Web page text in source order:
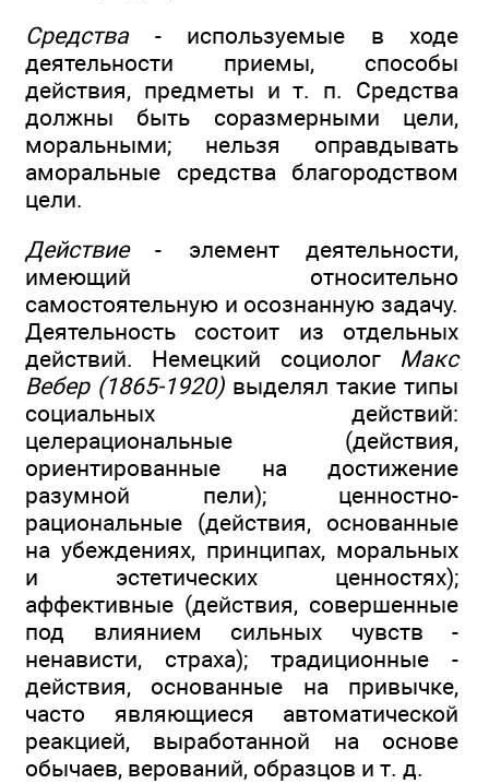
Средства - используемые в ходе
деятельности приемы, способы
действия, предметы и т. п. Средства
должны быть соразмерными цели,
моральными; нельзя оправдывать
аморальные средства благородством
цели.
Действие- элемент деятельности,
имеющий относительно
самостоятельную и осознанную задачу.
Деятельность состоит из отдельных
действий. Немецкий социолог Макс
Вебер (1865-1920)выделял такие типы
социальных действий:
целерациональные (действия,
ориентированные на достижение
разумной пели); ценностно-
рациональные (действия, основанные
на убеждениях, принципах, моральных
и эстетических ценностях);
аффективные (действия, совершенные
под влиянием сильных чувств -
ненависти, страха); традиционные -
действия, основанные на привычке,
часто являющиеся автоматической
реакцией, выработанной на основе
обычаев, верований, образцов и т. д.